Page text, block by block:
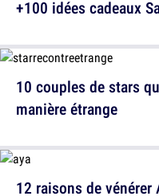
+100 idées cadeaux
12 raisons de vénérer
10 couples de stars
manière étrange